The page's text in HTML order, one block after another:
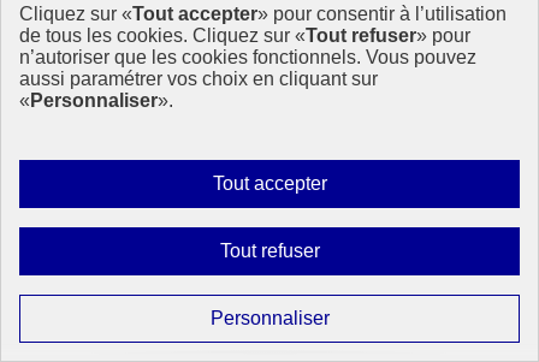
Cliquez sur «Tout accepter» pour consentir à l’utilisation
de tous les cookies. Cliquez sur «Tout refuser» pour
n’autoriser que les cookies fonctionnels. Vous pouvez
aussi paramétrer vos choix en cliquant sur
« Personnaliser».
Tout accepterAutoriser
tous
Tout refuserInterdire
tous
PersonnaliserParamétrer
les